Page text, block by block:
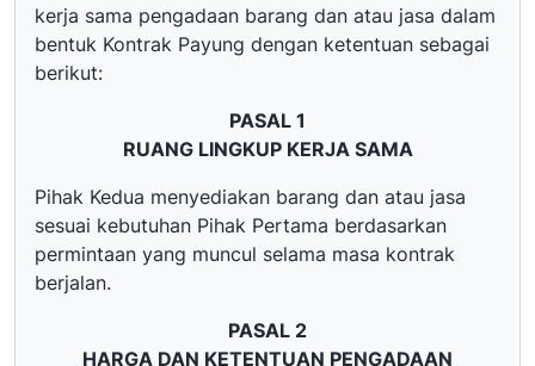
kerja sama pengadaan barang dan atau jasa dalam
bentuk Kontrak Payung dengan ketentuan sebagai
berikut:
PASAL 1
RUANG LINGKUP KERJA SAMA
Pihak Kedua menyediakan barang dan atau jasa
sesuai kebutuhan Pihak Pertama berdasarkan
permintaan yang muncul selama masa kontrak
berjalan.
PASAL 2
HARGA DAN KETENTUAN PENGADAAN